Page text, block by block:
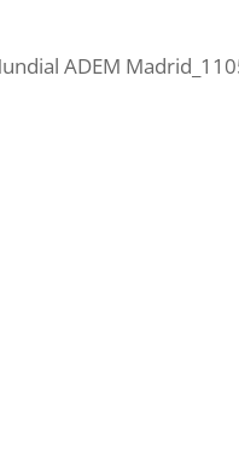
ADEM